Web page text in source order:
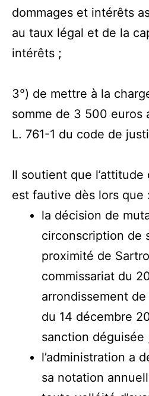
dommages et intérêts
au taux légal et de la
intérêts ;
3°) de mettre à la
somme de 3 500 euros
L. 761-1 du code de
Il soutient que l’attitude
est fautive dès lors que :
la décision de
circonscription de
proximité de
commissariat du
arrondissement
du 14 décembre
sanction déguisée
l’administration a
sa notation